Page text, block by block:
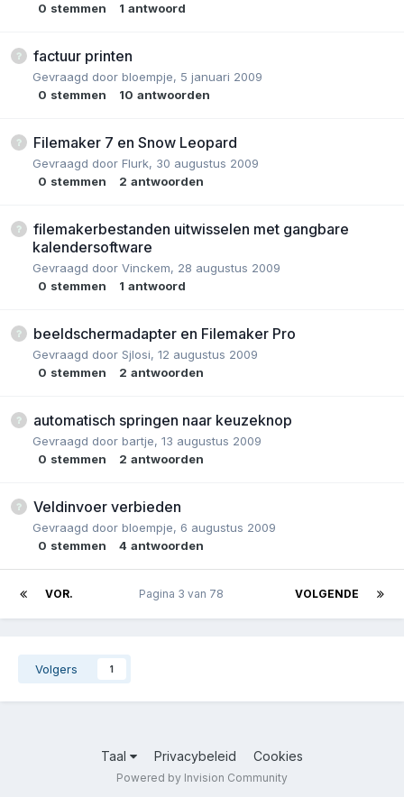
0 stemmen 1 antwoord
factuur printen
Gevraagd door bloempje, 5 januari 2009
0 stemmen 10 antwoorden
Filemaker 7 en Snow Leopard
Gevraagd door Flurk, 30 augustus 2009
0 stemmen 2 antwoorden
filemakerbestanden uitwisselen met gangbare
kalendersoftware
Gevraagd door Vinckem, 28 augustus 2009
0 stemmen 1 antwoord
beeldschermadapter en Filemaker Pro
Gevraagd door Sjlosi, 12 augustus 2009
0 stemmen 2 antwoorden
automatisch springen naar keuzeknop
Gevraagd door bartje, 13 augustus 2009
0 stemmen 2 antwoorden
Veldinvoer verbieden
Gevraagd door bloempje, 6 augustus 2009
0 stemmen 4 antwoorden
VOR. VOLGENDE
Pagina 3 van 78
Volgers 1
Taal Privacybeleid Cookies
Powered by Invision Community